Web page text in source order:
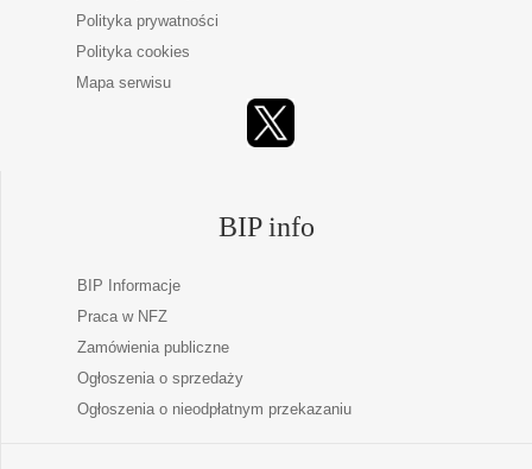
Polityka prywatności
Polityka cookies
Mapa serwisu
BIP info
BIP Informacje
Praca w NFZ
Zamówienia publiczne
Ogłoszenia o sprzedaży
Ogłoszenia o nieodpłatnym przekazaniu